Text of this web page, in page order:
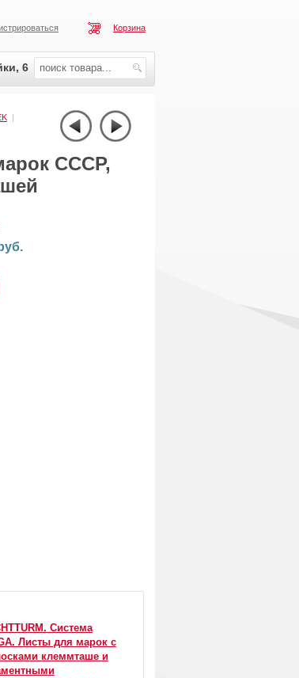
Корзина
6
|
СССР,
Система
Листы для марок с
клеммташе и